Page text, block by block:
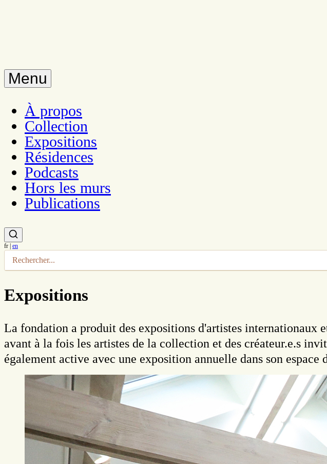
Menu
À propos
Collection
Expositions
Résidences
Podcasts
Hors les murs
Publications
fr | en
Expositions
La fondation a produit des expositions d'artistes internationaux
avant à la fois les artistes de la collection et des créateur.e.s
également active avec une exposition annuelle dans son espace